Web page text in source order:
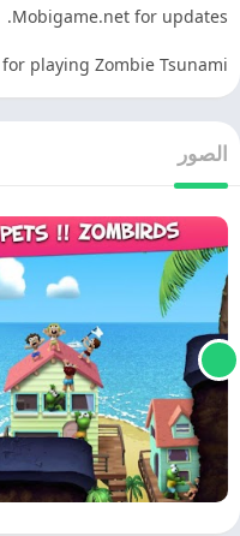
Mobigame.net for updates.
playing Zombie Tsunami
الصور